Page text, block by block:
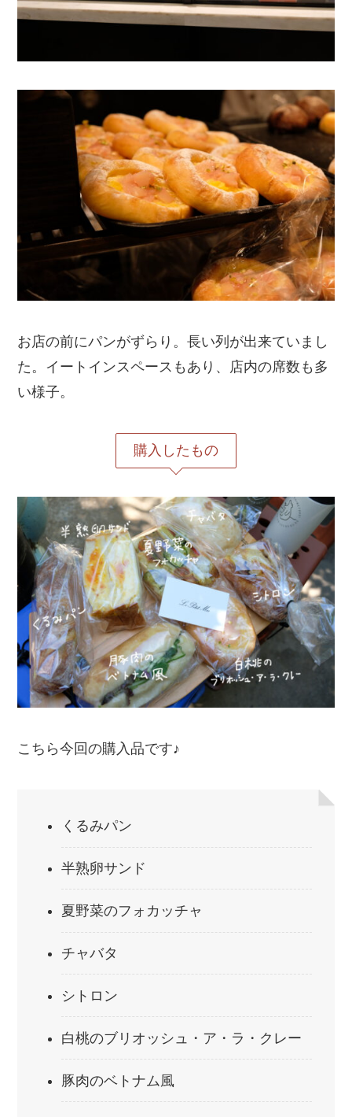
お店の前にパンがずらり。長い列が出来ていまし
た。イートインスペースもあり、店内の席数も多
い様子。
購入したもの
こちら今回の購入品です♪
くるみパン
半熟卵サンド
夏野菜のフォカッチャ
チャバタ
シトロン
白桃のブリオッシュ・ア・ラ・クレー
豚肉のベトナム風